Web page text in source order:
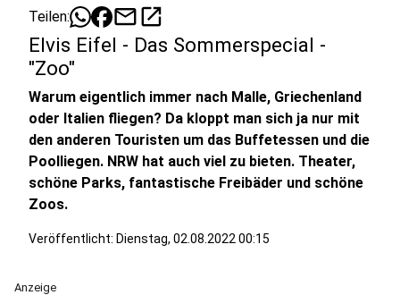
Teilen: mailopen_in_new
Elvis Eifel - Das Sommerspecial -
"Zoo"
Warum eigentlich immer nach Malle, Griechenland
oder Italien fliegen? Da kloppt man sich ja nur mit
den anderen Touristen um das Buffetessen und die
Poolliegen. NRW hat auch viel zu bieten. Theater,
schöne Parks, fantastische Freibäder und schöne
Zoos.
Veröffentlicht: Dienstag, 02.08.2022 00:15
Anzeige